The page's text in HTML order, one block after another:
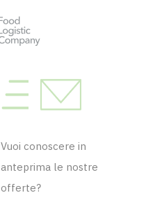
Vuoi conoscere in
anteprima le nostre
offerte?